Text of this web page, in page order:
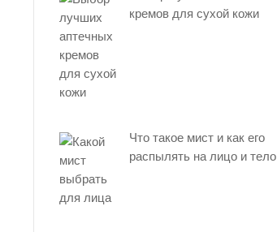
кремов для сухой кожи
Что такое мист и как его
распылять на лицо и тело